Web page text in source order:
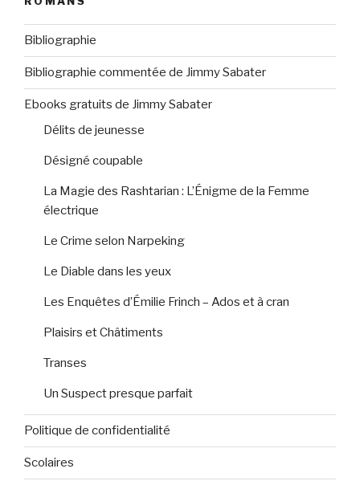
Bibliographie
Bibliographie commentée de Jimmy Sabater
Ebooks gratuits de Jimmy Sabater
Délits de jeunesse
Désigné coupable
La Magie des Rashtarian : L’Énigme de la Femme
électrique
Le Crime selon Narpeking
Le Diable dans les yeux
Les Enquêtes d’Émilie Frinch – Ados et à cran
Plaisirs et Châtiments
Transes
Un Suspect presque parfait
Politique de confidentialité
Scolaires